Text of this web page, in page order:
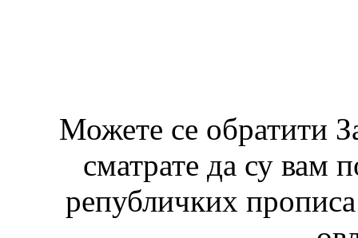
Можете се обратити
сматрате да су вам
републичких